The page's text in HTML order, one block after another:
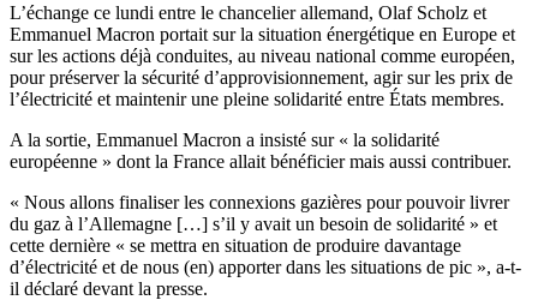
L’échange ce lundi entre le chancelier allemand, Olaf Scholz et
Emmanuel Macron portait sur la situation énergétique en Europe et
sur les actions déjà conduites, au niveau national comme européen,
pour préserver la sécurité d’approvisionnement, agir sur les prix de
l’électricité et maintenir une pleine solidarité entre États membres.
A la sortie, Emmanuel Macron a insisté sur « la solidarité
européenne » dont la France allait bénéficier mais aussi contribuer.
« Nous allons finaliser les connexions gazières pour pouvoir livrer
du gaz à l’Allemagne […] s’il y avait un besoin de solidarité » et
cette dernière « se mettra en situation de produire davantage
d’électricité et de nous (en) apporter dans les situations de pic », a-t-
il déclaré devant la presse.